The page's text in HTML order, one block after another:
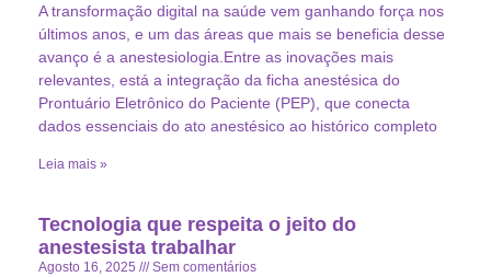
A transformação digital na saúde vem ganhando força nos
últimos anos, e um das áreas que mais se beneficia desse
avanço é a anestesiologia.Entre as inovações mais
relevantes, está a integração da ficha anestésica do
Prontuário Eletrônico do Paciente (PEP), que conecta
dados essenciais do ato anestésico ao histórico completo
Leia mais »
Tecnologia que respeita o jeito do
anestesista trabalhar
Agosto 16, 2025 Sem comentários